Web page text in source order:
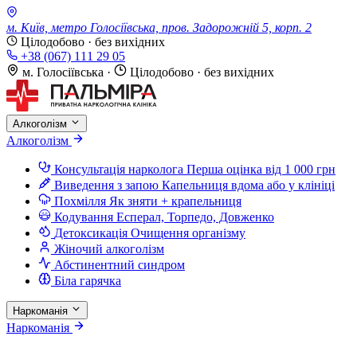
м. Київ, метро Голосіївська, пров. Задорожній 5, корп. 2
Цілодобово · без вихідних
+38 (067) 111 29 05
м. Голосіївська · Цілодобово · без вихідних
Алкоголізм
Алкоголізм
Консультація нарколога Перша оцінка від 1 000 грн
Виведення з запою Капельниця вдома або у клініці
Похмілля Як зняти + крапельниця
Кодування Есперал, Торпедо, Довженко
Детоксикація Очищення організму
Жіночий алкоголізм
Абстинентний синдром
Біла гарячка
Наркоманія
Наркоманія